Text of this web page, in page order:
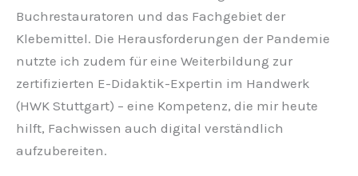
Buchrestauratoren und das Fachgebiet der
Klebemittel. Die Herausforderungen der Pandemie
nutzte ich zudem für eine Weiterbildung zur
zertifizierten E-Didaktik-Expertin im Handwerk
(HWK Stuttgart) – eine Kompetenz, die mir heute
hilft, Fachwissen auch digital verständlich
aufzubereiten.